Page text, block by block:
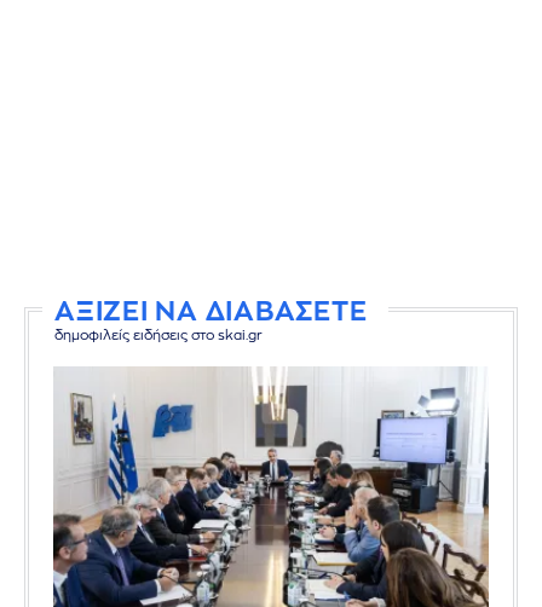
ΑΞΙΖΕΙ ΝΑ ΔΙΑΒΑΣΕΤΕ
δημοφιλείς ειδήσεις στο skai.gr